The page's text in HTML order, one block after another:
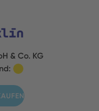
& Co. KG